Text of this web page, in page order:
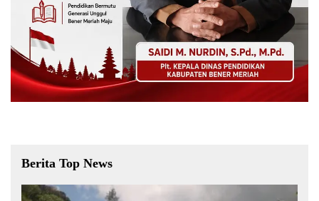
Berita Top News